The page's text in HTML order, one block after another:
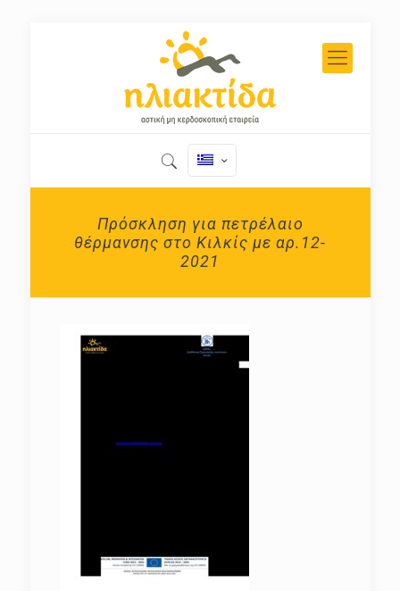
Πρόσκληση για πετρέλαιο
θέρμανσης στο Κιλκίς με αρ.12-
2021